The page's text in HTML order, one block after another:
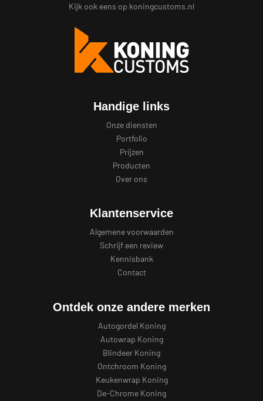
Kijk ook eens op koningcustoms.nl
Handige links
Onze diensten
Portfolio
Prijzen
Producten
Over ons
Klantenservice
Algemene voorwaarden
Schrijf een review
Kennisbank
Contact
Ontdek onze andere merken
Autogordel Koning
Autowrap Koning
Blindeer Koning
Ontchroom Koning
Keukenwrap Koning
De-Chrome Koning